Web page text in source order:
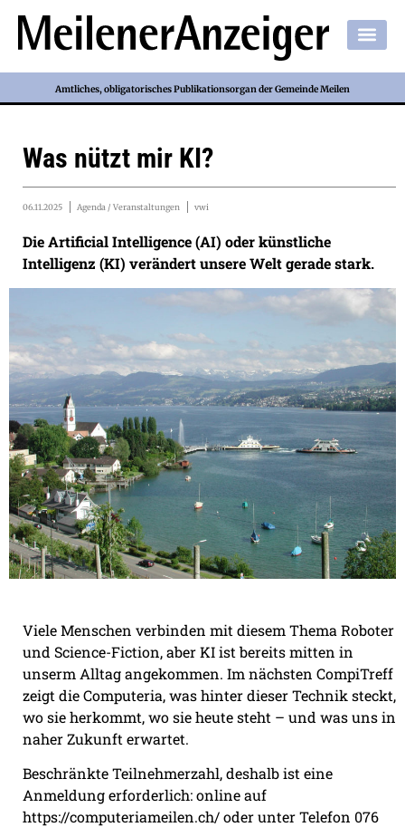
Amtliches, obligatorisches Publikationsorgan der Gemeinde Meilen
Was nützt mir KI?
06.11.2025 Agenda / Veranstaltungen vwi
Die Artificial Intelligence (AI) oder künstliche
Intelligenz (KI) verändert unsere Welt gerade stark.
Viele Menschen verbinden mit diesem Thema Roboter
und Science-Fiction, aber KI ist bereits mitten in
unserm Alltag angekommen. Im nächsten CompiTreff
zeigt die Computeria, was hinter dieser Technik steckt,
wo sie herkommt, wo sie heute steht – und was uns in
naher Zukunft erwartet.
Beschränkte Teilnehmerzahl, deshalb ist eine
Anmeldung erforderlich: online auf
https://computeriameilen.ch/ oder unter Telefon 076